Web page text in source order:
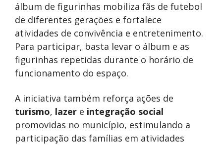
álbum de figurinhas mobiliza fãs de futebol
de diferentes gerações e fortalece
atividades de convivência e entretenimento.
Para participar, basta levar o álbum e as
figurinhas repetidas durante o horário de
funcionamento do espaço.
A iniciativa também reforça ações de
turismo, lazer e integração social
promovidas no município, estimulando a
participação das famílias em atividades